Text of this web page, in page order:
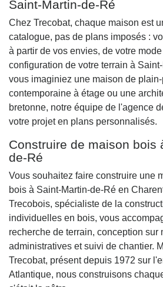
Saint-Martin-de-Ré
Chez Trecobat, chaque maison est
catalogue, pas de plans imposés :
à partir de vos envies, de votre
configuration de votre terrain à
vous imaginiez une maison de
contemporaine à étage ou une
bretonne, notre équipe de l'agence
votre projet en plans personnalisés.
Construire de maison bois
de-Ré
Vous souhaitez faire construire une
bois à Saint-Martin-de-Ré en
Trecobois, spécialiste de la
individuelles en bois, vous
recherche de terrain, conception sur
administratives et suivi de chantier.
Trecobat, présent depuis 1972 sur
Atlantique, nous construisons